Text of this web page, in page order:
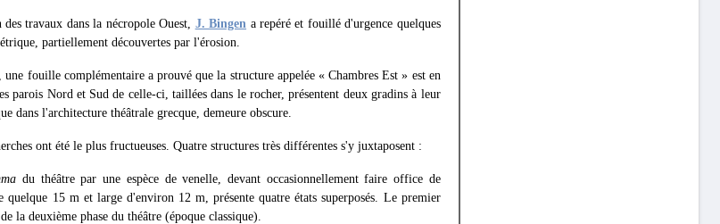
travaux dans la nécropole Ouest, J. Bingen a repéré et fouillé d'urgence quelques
partiellement découvertes par l'érosion.
fouille complémentaire a prouvé que la structure appelée « Chambres Est » est en
parois Nord et Sud de celle-ci, taillées dans le rocher, présentent deux gradins à leur
dans l'architecture théâtrale grecque, demeure obscure.
ont été le plus fructueuses. Quatre structures très différentes s'y juxtaposent :
du théâtre par une espèce de venelle, devant occasionnellement faire office de
quelque 15 m et large d'environ 12 m, présente quatre états superposés. Le premier
la deuxième phase du théâtre (époque classique).